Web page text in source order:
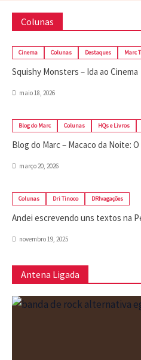
Colunas
Cinema Colunas Destaques Marc
Squishy Monsters – Ida ao Cinema
maio 18, 2026
Blog do Marc Colunas HQs e Livros
Blog do Marc – Macaco da Noite: O
março 20, 2026
Colunas Dri Tinoco DRIvagações
Andei escrevendo uns textos na
novembro 19, 2025
Antena Ligada